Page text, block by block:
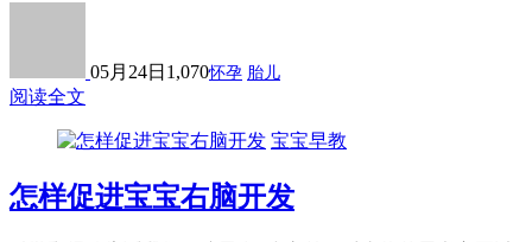
05月24日 1,070怀孕 胎儿
阅读全文
宝宝早教
怎样促进宝宝右脑开发